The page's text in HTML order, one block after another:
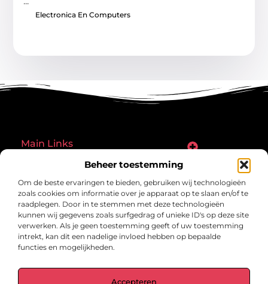
Beheer toestemming
Om de beste ervaringen te bieden, gebruiken wij technologieën
zoals cookies om informatie over je apparaat op te slaan en/of te
raadplegen. Door in te stemmen met deze technologieën
kunnen wij gegevens zoals surfgedrag of unieke ID's op deze site
verwerken. Als je geen toestemming geeft of uw toestemming
intrekt, kan dit een nadelige invloed hebben op bepaalde
functies en mogelijkheden.
Accepteren
Electronica En Computers
Main Links